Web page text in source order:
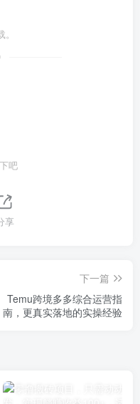
吧
享
下一篇
Temu跨境多多综合运营指
南，更真实落地的实操经验